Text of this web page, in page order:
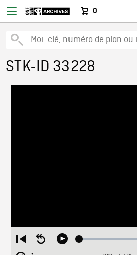
0
STK-ID 33228
Restart
from
Seek
Play Loaded: